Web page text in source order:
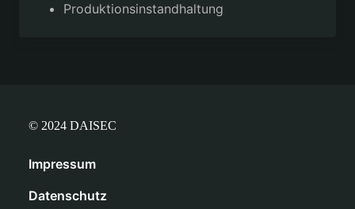
Produktionsinstandhaltung
© 2024 DAISEC
Impressum
Datenschutz